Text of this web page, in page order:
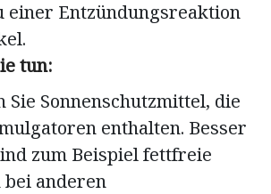
einer Entzündungsreaktion
tun:
Sie Sonnenschutzmittel, die
enthalten. Besser
zum Beispiel fettfreie
bei anderen